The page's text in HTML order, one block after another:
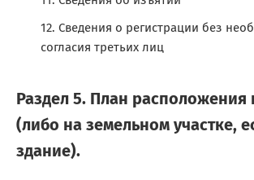
Сведения о регистрации без
согласия третьих лиц
Раздел 5. План расположения
(либо на земельном участке,
здание).